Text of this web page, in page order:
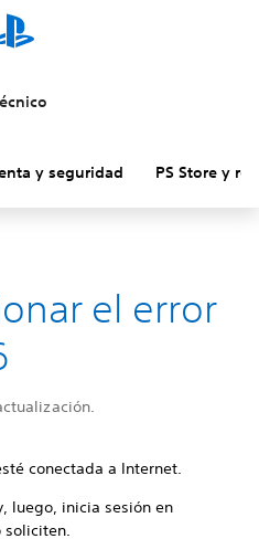
y seguridad PS Store y
el error
conectada a Internet.
luego, inicia sesión en
soliciten.